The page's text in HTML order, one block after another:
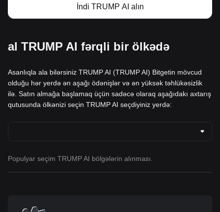
İndi TRUMP AI alın
al TRUMP AI fərqli bir ölkədə
Asanlıqla ala bilərsiniz TRUMP AI (TRUMP AI) Bitgetin mövcud
olduğu hər yerdə ən aşağı ödənişlər və ən yüksək təhlükəsizlik
ilə. Satın almağa başlamaq üçün sadəcə olaraq aşağıdakı axtarış
qutusunda ölkənizi seçin TRUMP AI seçdiyiniz yerdə:
Populyar seçim TRUMP AI bölgələrin alınması.